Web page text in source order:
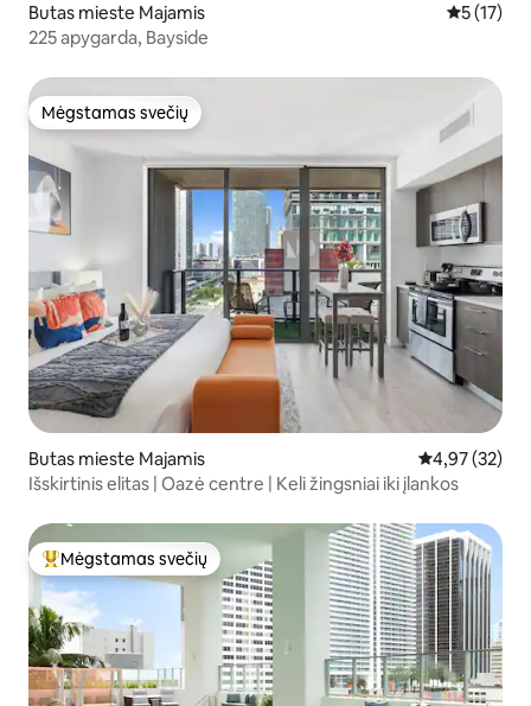
Butas mieste Majamis Vidutinis
5 (17)
225 apygarda, Bayside
Mėgstamas svečių
Mėgstamas svečių
Butas mieste Majamis Vidutinis
4,97 (32)
Išskirtinis elitas | Oazė centre | Keli žingsniai iki įlankos
Svečių mėgstamiausias
Mėgstamas svečių